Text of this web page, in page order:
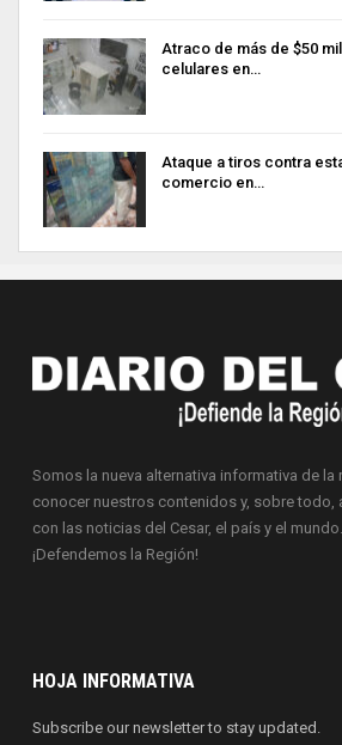
Atraco de más de $50
celulares en…
Ataque a tiros contra
comercio en…
Somos la nueva alternativa informativa de la
conocer nuestros contenidos y, sobre todo,
con las noticias del Cesar, el país y el mundo.
¡Defendemos la Región!
HOJA INFORMATIVA
Subscribe our newsletter to stay updated.